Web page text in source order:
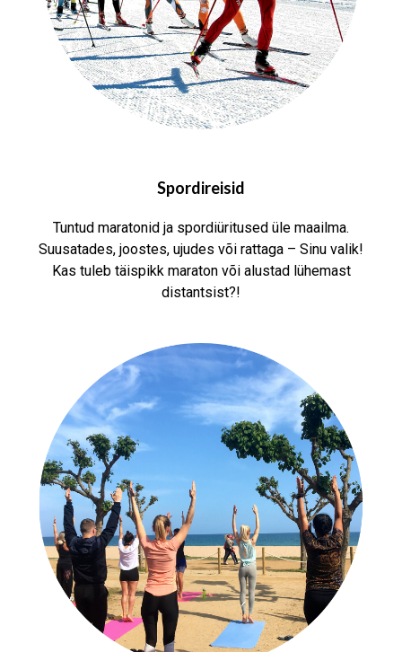
Spordireisid
Tuntud maratonid ja spordiüritused üle maailma.
Suusatades, joostes, ujudes või rattaga – Sinu valik!
Kas tuleb täispikk maraton või alustad lühemast
distantsist?!